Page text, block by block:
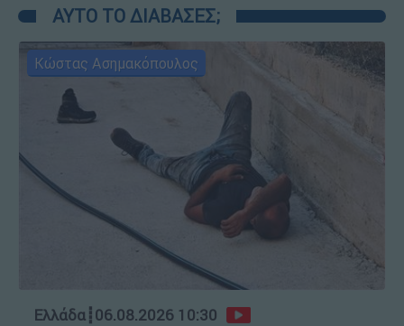
ΑΥΤΟ ΤΟ ΔΙΑΒΑΣΕΣ;
Κώστας Ασημακόπουλος
Ελλάδα┋06.08.2026 10:30